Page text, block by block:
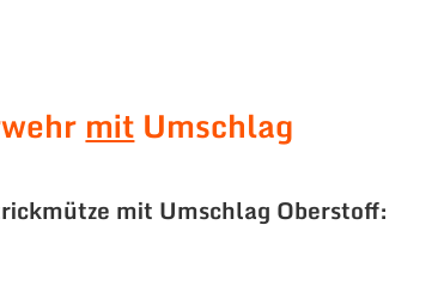
mit Umschlag
mit Umschlag Oberstoff: